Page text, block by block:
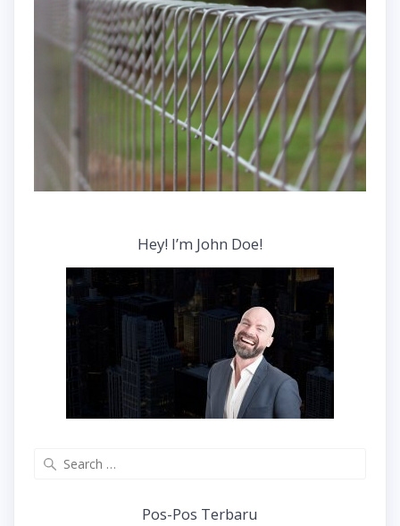
Hey! I’m John Doe!
Pos-Pos Terbaru